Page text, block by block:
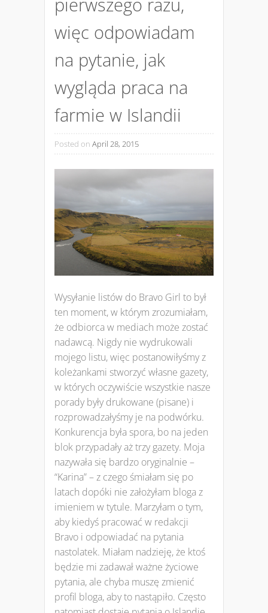
więc odpowiadam
na pytanie, jak
wygląda praca na
farmie w Islandii
Posted on April 28, 2015
Wysyłanie listów do Bravo Girl to był
ten moment, w którym zrozumiałam,
że odbiorca w mediach może zostać
nadawcą. Nigdy nie wydrukowali
mojego listu, więc postanowiłyśmy z
koleżankami stworzyć własne gazety,
w których oczywiście wszystkie nasze
porady były drukowane (pisane) i
rozprowadzałyśmy je na podwórku.
Konkurencja była spora, bo na jeden
blok przypadały aż trzy gazety. Moja
nazywała się bardzo oryginalnie –
“Karina” – z czego śmiałam się po
latach dopóki nie założyłam bloga z
imieniem w tytule. Marzyłam o tym,
aby kiedyś pracować w redakcji
Bravo i odpowiadać na pytania
nastolatek. Miałam nadzieję, że ktoś
będzie mi zadawał ważne życiowe
pytania, ale chyba muszę zmienić
profil bloga, aby to nastąpiło. Często